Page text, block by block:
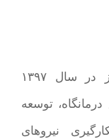
درمانگاه دامپزشکی دامپزشکان سبز در سال ۱۳۹۷
توسعه
نیروهای